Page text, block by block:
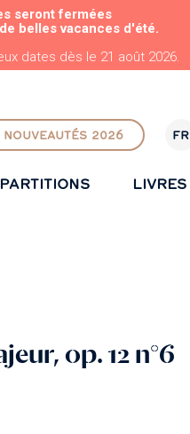
seront fermées
belles vacances d'été.
dates dès le 21 août 2026.
NOUVEAUTÉS 2026 FR
R
PARTITIONS LIVRES
op. 12 n°6